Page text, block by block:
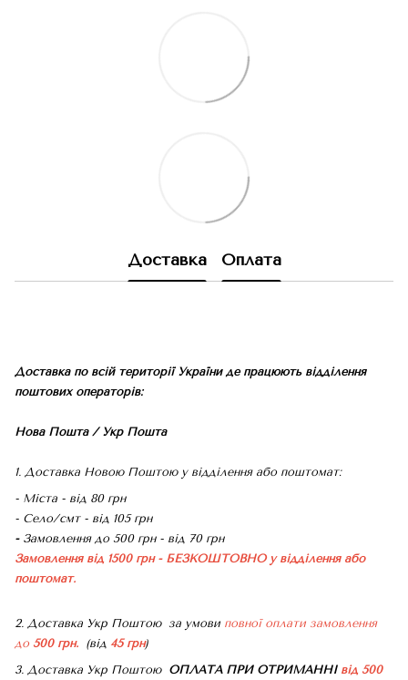
Доставка Оплата
Доставка по всій території України де працюють відділення
поштових операторів:
Нова Пошта / Укр Пошта
1. Доставка Новою Поштою у відділення або поштомат:
- Міста - від 80 грн
- Село/смт - від 105 грн
-Замовлення до 500 грн - від 70 грн
Замовлення від 1500 грн - БЕЗКОШТОВНО у відділення або
поштомат.
2. Доставка Укр Поштою за умови повної оплати замовлення
до 500 грн. (від 45 грн)
3. Доставка Укр ПоштоюОПЛАТА ПРИ ОТРИМАННІ від 500